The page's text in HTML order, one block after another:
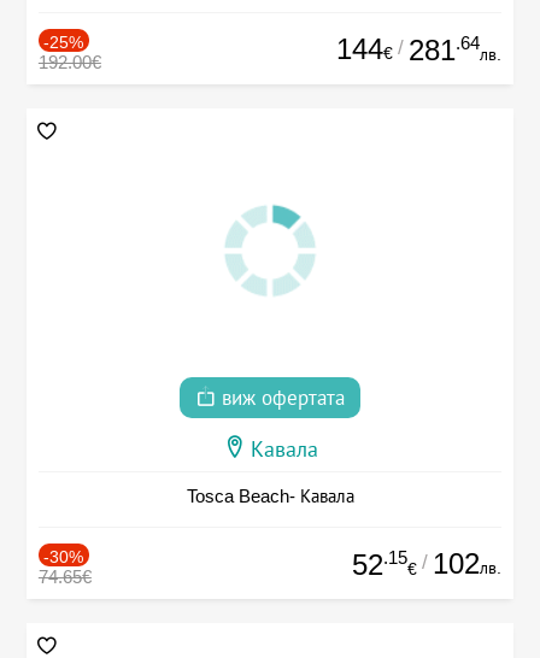
-25%
192.00€ 144€ / 281.64
лв.
виж офертата
Кавала
Tosca Beach- Кавала
-30%
74.65€ 52.15
€ / 102лв.